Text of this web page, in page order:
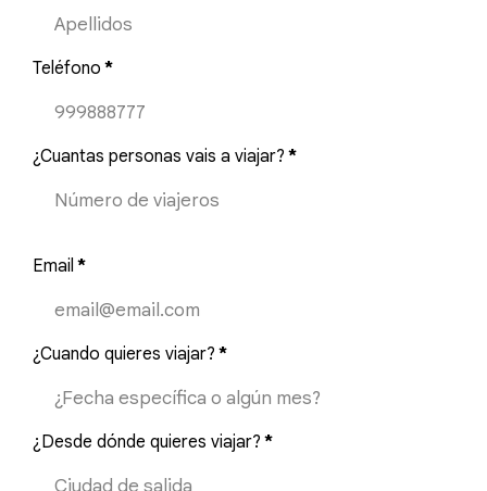
Teléfono *
¿Cuantas personas vais a viajar? *
Email *
¿Cuando quieres viajar? *
¿Desde dónde quieres viajar? *